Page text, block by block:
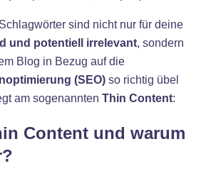
sind nicht nur für deine
und potentiell irrelevant, sondern
Blog in Bezug auf die
(SEO) so richtig übel
am sogenannten Thin Content:
Content und warum